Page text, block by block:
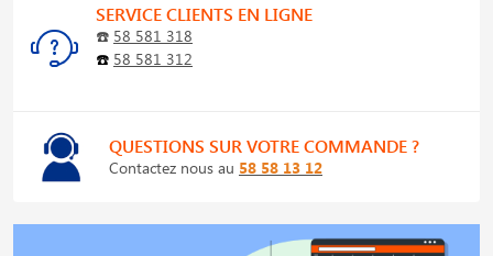
SERVICE CLIENTS EN LIGNE
☎️ 58 581 318
☎️ 58 581 312
QUESTIONS SUR VOTRE COMMANDE ?
Contactez nous au 58 58 13 12